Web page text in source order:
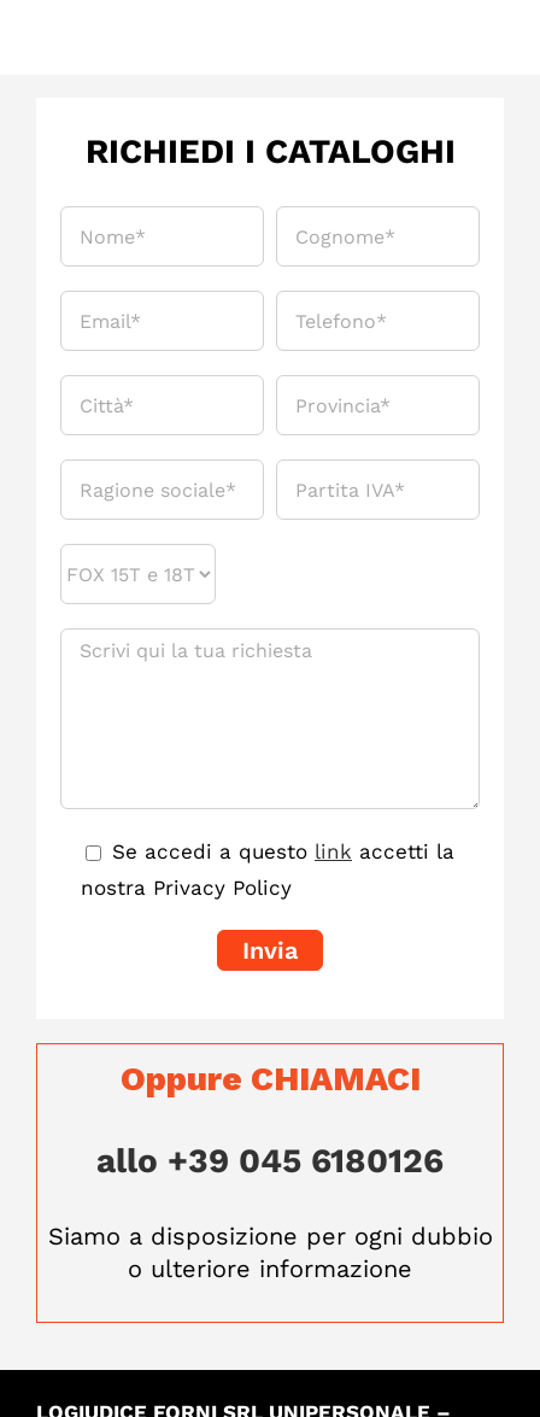
RICHIEDI I CATALOGHI
Se accedi a questo link accetti la
nostra Privacy Policy
Oppure CHIAMACI
allo +39 045 6180126
Siamo a disposizione per ogni dubbio
o ulteriore informazione
LOGIUDICE FORNI SRL UNIPERSONALE –